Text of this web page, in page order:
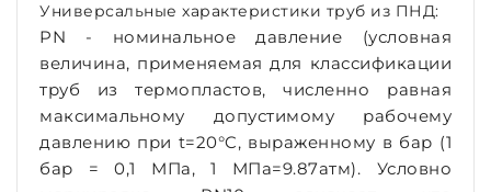
Универсальные характеристики труб из ПНД:
PN - номинальное давление (условная
величина, применяемая для классификации
труб из термопластов, численно равная
максимальному допустимому рабочему
давлению при t=20°C, выраженному в бар (1
бар = 0,1 МПа, 1 МПа=9.87атм). Условно